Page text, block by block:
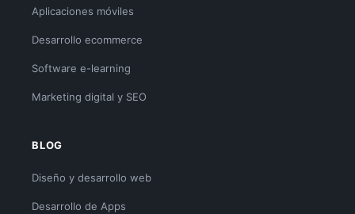
Aplicaciones móviles
Desarrollo ecommerce
Software e-learning
Marketing digital y SEO
BLOG
Diseño y desarrollo web
Desarrollo de Apps